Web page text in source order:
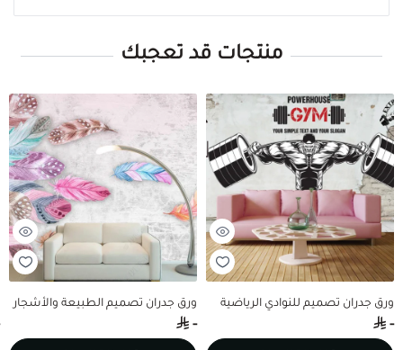
منتجات قد تعجبك
ورق جدران تصميم للنوادي الرياضية
-
ورق جدران تصميم الطبيعة والأشجار
-